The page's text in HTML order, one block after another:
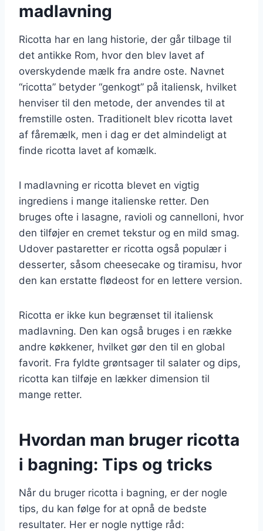
madlavning
Ricotta har en lang historie, der går tilbage til
det antikke Rom, hvor den blev lavet af
overskydende mælk fra andre oste. Navnet
“ricotta” betyder “genkogt” på italiensk, hvilket
henviser til den metode, der anvendes til at
fremstille osten. Traditionelt blev ricotta lavet
af fåremælk, men i dag er det almindeligt at
finde ricotta lavet af komælk.
I madlavning er ricotta blevet en vigtig
ingrediens i mange italienske retter. Den
bruges ofte i lasagne, ravioli og cannelloni, hvor
den tilføjer en cremet tekstur og en mild smag.
Udover pastaretter er ricotta også populær i
desserter, såsom cheesecake og tiramisu, hvor
den kan erstatte flødeost for en lettere version.
Ricotta er ikke kun begrænset til italiensk
madlavning. Den kan også bruges i en række
andre køkkener, hvilket gør den til en global
favorit. Fra fyldte grøntsager til salater og dips,
ricotta kan tilføje en lækker dimension til
mange retter.
Hvordan man bruger ricotta
i bagning: Tips og tricks
Når du bruger ricotta i bagning, er der nogle
tips, du kan følge for at opnå de bedste
resultater. Her er nogle nyttige råd: